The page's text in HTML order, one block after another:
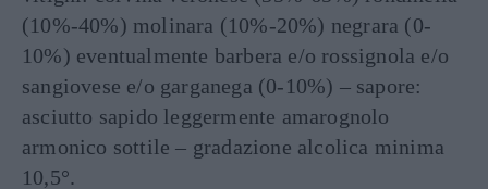
(10%-40%) molinara (10%-20%) negrara (0-
10%) eventualmente barbera e/o rossignola e/o
sangiovese e/o garganega (0-10%) – sapore:
asciutto sapido leggermente amarognolo
armonico sottile – gradazione alcolica minima
10,5°.